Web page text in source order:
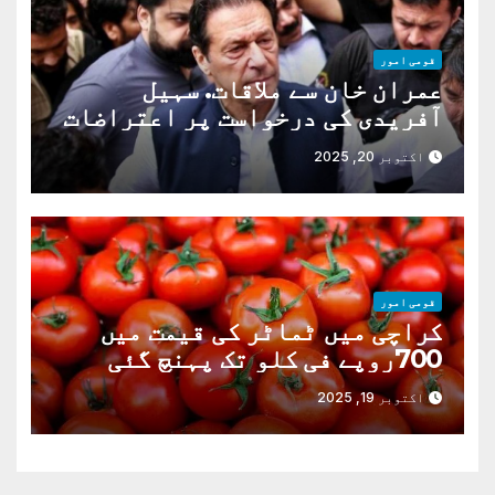
قومی امور
عمران خان سے ملاقات. سہیل
آفریدی کی درخواست پر اعتراضات
دوراکتوبر 20, 2025
قومی امور
کراچی میں ٹماٹر کی قیمت میں
700روپے فی کلو تک پہنچ گئی
اکتوبر 19, 2025